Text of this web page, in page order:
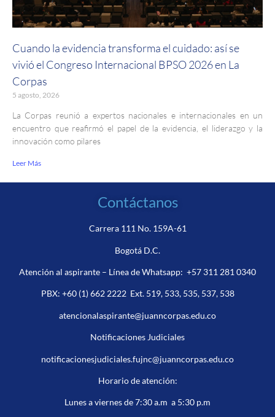
Cuando la evidencia transforma el cuidado: así se
vivió el Congreso Internacional BPSO 2026 en La
Corpas
5 agosto, 2026
La Corpas reunió a expertos nacionales e internacionales en un
encuentro que reafirmó el papel de la evidencia, el liderazgo y la
innovación como pilares
Leer Más
Contáctanos
Carrera 111 No. 159A-61
Bogotá D.C.
Atención al aspirante – Línea de Whatsapp: +57 311 281 0340
PBX: +60 (1) 662 2222Ext. 519, 533, 535, 537, 538
atencionalaspirante@juanncorpas.edu.co
Notificaciones Judiciales
notificacionesjudiciales.fujnc@juanncorpas.edu.co
Horario de atención:
Lunes a viernes de 7:30 a.m a 5:30 p.m